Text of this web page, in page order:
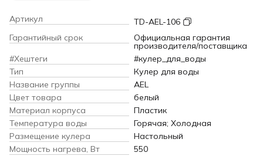
Артикул
TD-AEL-106
Гарантийный срок
Официальная гарантия
производителя/поставщика
#Хештеги
#кулер_для_воды
Тип
Кулер для воды
Название группы
AEL
Цвет товара
белый
Материал корпуса
Пластик
Температура воды
Горячая; Холодная
Размещение кулера
Настольный
Мощность нагрева, Вт
550